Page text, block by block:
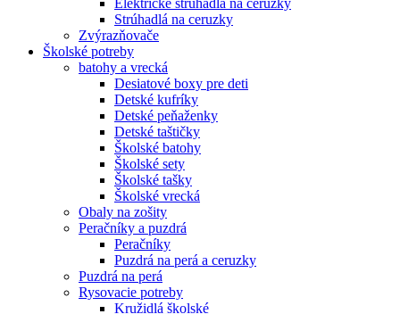
Elektrické strúhadlá na ceruzky
Strúhadlá na ceruzky
Zvýrazňovače
Školské potreby
batohy a vrecká
Desiatové boxy pre deti
Detské kufríky
Detské peňaženky
Detské taštičky
Školské batohy
Školské sety
Školské tašky
Školské vrecká
Obaly na zošity
Peračníky a puzdrá
Peračníky
Puzdrá na perá a ceruzky
Puzdrá na perá
Rysovacie potreby
Kružidlá školské